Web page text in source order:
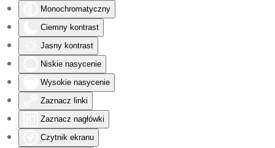
Monochromatyczny
Ciemny kontrast
Jasny kontrast
Niskie nasycenie
Wysokie nasycenie
Zaznacz linki
Zaznacz nagłówki
Czytnik ekranu